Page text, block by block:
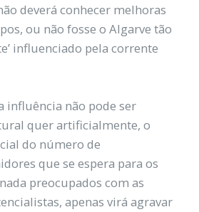
deverá conhecer melhoras
ou não fosse o Algarve tão
influenciado pela corrente
influência não pode ser
quer artificialmente, o
do número de
que se espera para os
preocupados com as
apenas virá agravar